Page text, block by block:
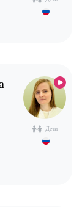
Дети